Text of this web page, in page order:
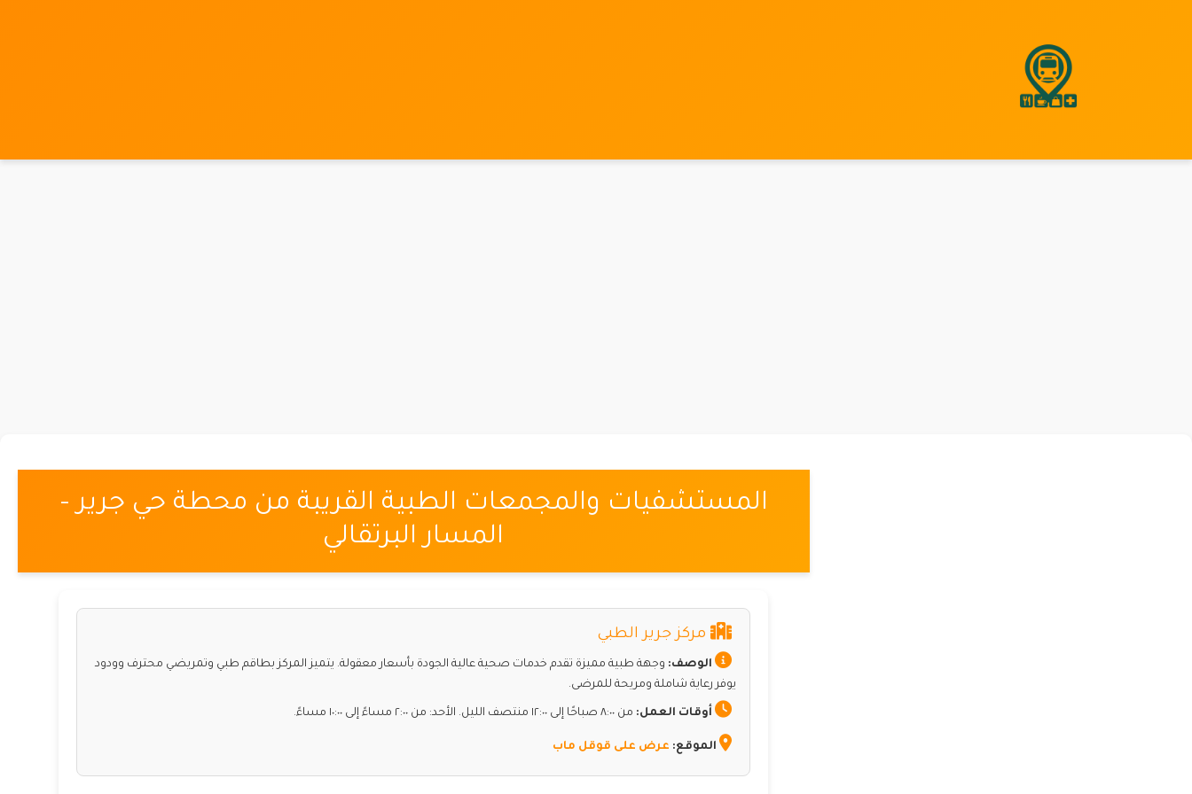
المستشفيات والمجمعات الطبية القريبة من محطة حي جرير –
المسار البرتقالي
مركز جرير الطبي
الوصف: وجهة طبية مميزة تقدم خدمات صحية عالية الجودة بأسعار معقولة. يتميز المركز بطاقم طبي وتمريضي محترف وودود
يوفر رعاية شاملة ومريحة للمرضى.
أوقات العمل: من ٨:٠٠ صباحًا إلى ١٢:٠٠ منتصف الليل. الأحد: من ٢:٠٠ مساءً إلى ١٠:٠٠ مساءً.
الموقع: عرض على قوقل ماب